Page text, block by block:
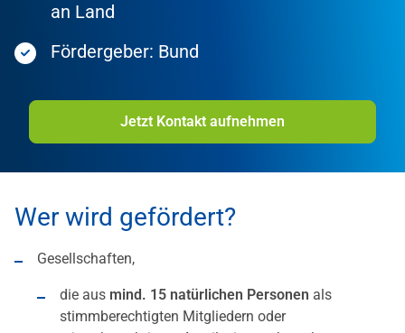
an Land
Fördergeber: Bund
Jetzt Kontakt aufnehmen
Wer wird gefördert?
Gesellschaften,
die aus mind. 15 natürlichen Personen als
stimmberechtigten Mitgliedern oder